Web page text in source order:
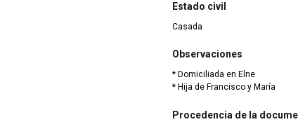
Estado civil
Casada
Observaciones
* Domiciliada en Elne
* Hija de Francisco y María
Procedencia de la